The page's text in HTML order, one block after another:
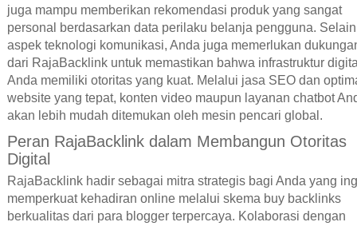
juga mampu memberikan rekomendasi produk yang sangat
personal berdasarkan data perilaku belanja pengguna. Selain
aspek teknologi komunikasi, Anda juga memerlukan
dari RajaBacklink untuk memastikan bahwa infrastruktur
Anda memiliki otoritas yang kuat. Melalui jasa SEO dan
website yang tepat, konten video maupun layanan chatbot
akan lebih mudah ditemukan oleh mesin pencari global.
Peran RajaBacklink dalam Membangun Otoritas
Digital
RajaBacklink hadir sebagai mitra strategis bagi Anda yang
memperkuat kehadiran online melalui skema buy backlinks
berkualitas dari para blogger terpercaya. Kolaborasi dengan